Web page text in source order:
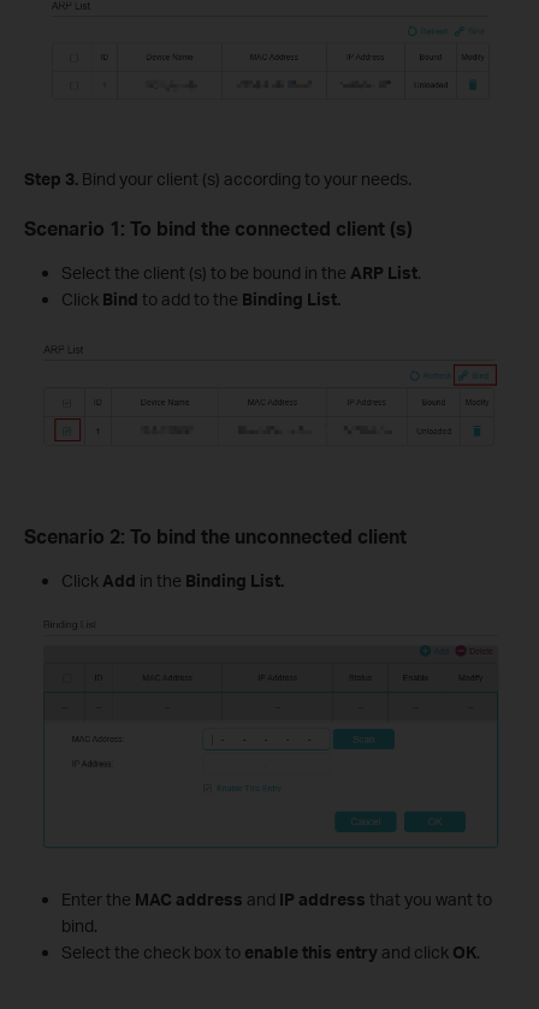
Step 3. Bind your client (s) according to your needs.
Scenario 1: To bind the connected client (s)
Select the client (s) to be bound in the ARP List.
Click Bind to add to the Binding List.
Scenario 2: To bind the unconnected client
ClickAdd in the Binding List.
Enter the MAC address and IP address that you want to
bind.
Select the check box to enablethis entryand click OK.